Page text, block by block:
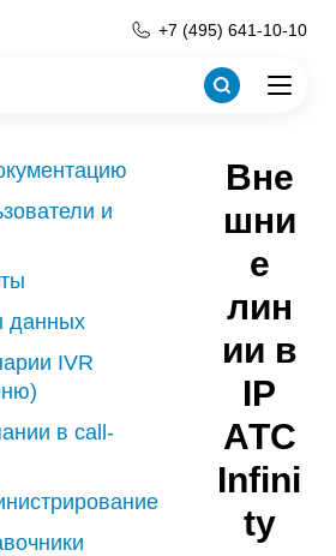
+7 (495) 641-10-10
и
данных
IVR
в call-
Вне
шни
е
лин
ии в
IP
АТС
Infini
ty